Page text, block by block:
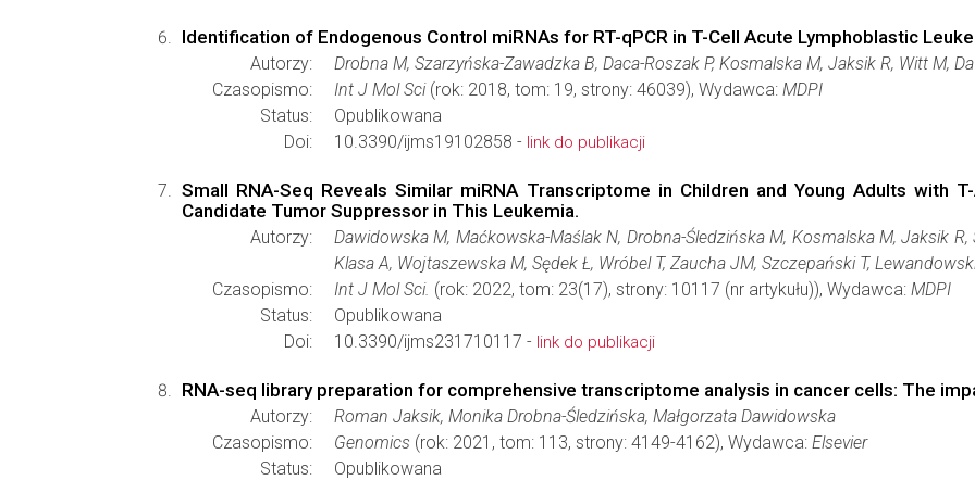
Identification of Endogenous Control miRNAs for RT-qPCR in T-Cell Acute Lymphoblastic
Autorzy:
Drobna M, Szarzyńska-Zawadzka B, Daca-Roszak P, Kosmalska M, Jaksik R, Witt M,
Czasopismo:
Int J Mol Sci(rok: 2018, tom: 19, strony: 46039), Wydawca: MDPI
Status:
Opublikowana
Doi:
10.3390/ijms19102858 - link do publikacji
Small RNA-Seq Reveals Similar miRNA Transcriptome in Children and Young Adults with
Candidate Tumor Suppressor in This Leukemia.
Autorzy:
Dawidowska M, Maćkowska-Maślak N, Drobna-Śledzińska M, Kosmalska M, Jaksik
Klasa A, Wojtaszewska M, Sędek Ł, Wróbel T, Zaucha JM, Szczepański T,
Czasopismo:
Int J Mol Sci. (rok: 2022, tom: 23(17), strony: 10117 (nr artykułu)), Wydawca: MDPI
Status:
Opublikowana
Doi:
10.3390/ijms231710117 - link do publikacji
RNA-seq library preparation for comprehensive transcriptome analysis in cancer cells: The
Autorzy:
Roman Jaksik, Monika Drobna-Śledzińska, Małgorzata Dawidowska
Czasopismo:
Genomics (rok: 2021, tom: 113, strony: 4149-4162), Wydawca: Elsevier
Status:
Opublikowana